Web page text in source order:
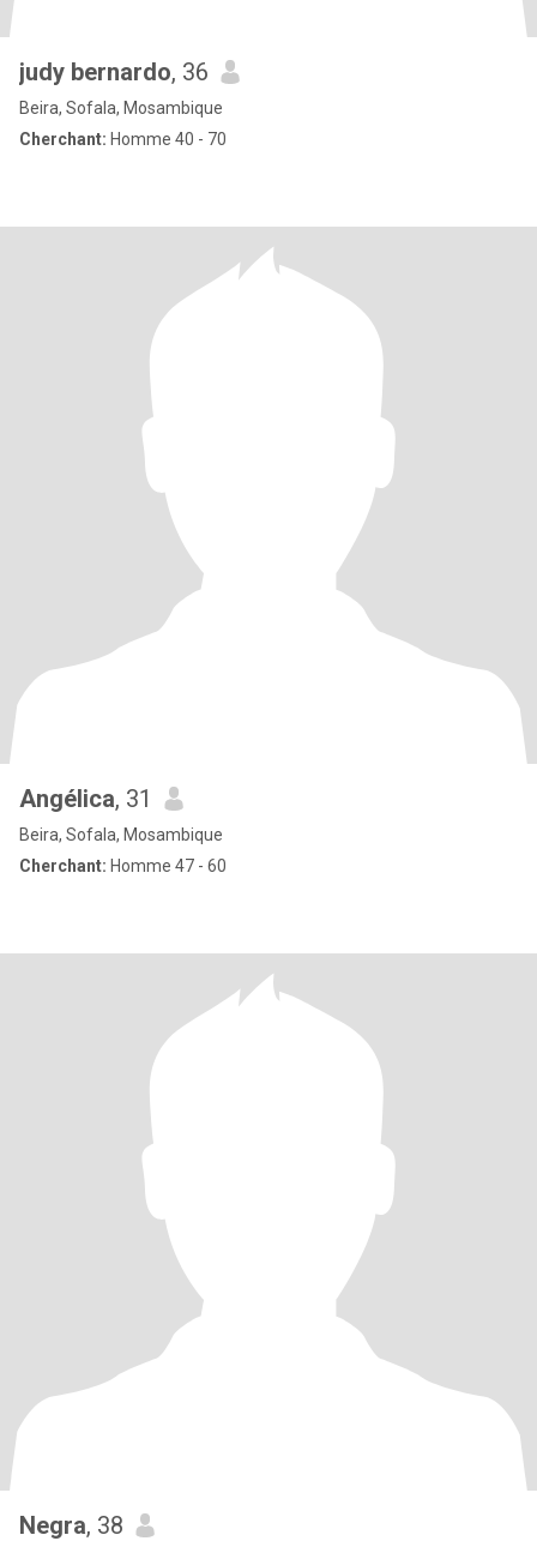
judy bernardo, 36
Beira, Sofala, Mosambique
Cherchant: Homme 40 - 70
Angélica, 31
Beira, Sofala, Mosambique
Cherchant: Homme 47 - 60
Negra, 38